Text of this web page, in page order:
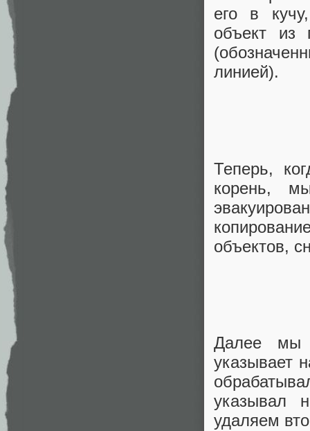
его в
объект из
линией).
Теперь,
корень,
объектов,
Далее мы
указывает
указывал
удаляем